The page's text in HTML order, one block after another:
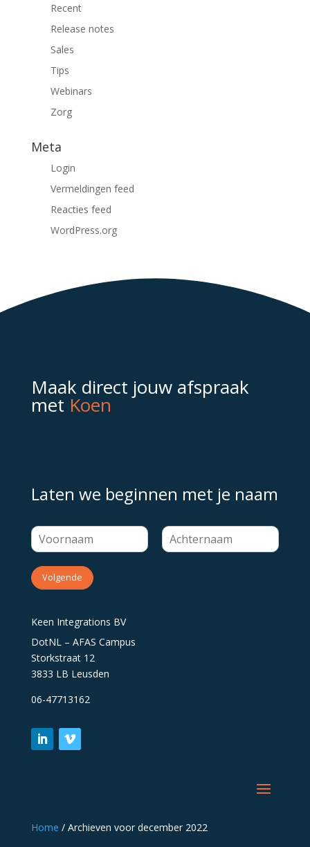
Recent
Release notes
Sales
Tips
Webinars
Zorg
Meta
Login
Vermeldingen feed
Reacties feed
WordPress.org
Maak direct jouw afspraak
met Koen
Laten we beginnen met je naam
Volgende
Keen Integrations BV
DotNL – AFAS Campus
Storkstraat 12
3833 LB Leusden
06-47713162
Home / Archieven voor december 2022